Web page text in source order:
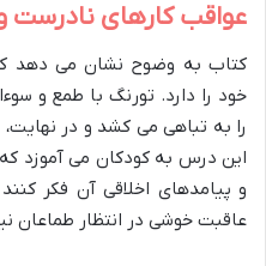
عواقب کارهای نادرست
کتاب به وضوح نشان می دهد
خود را دارد. تورنگ با طمع و
را به تباهی می کشد و در
این درس به کودکان می آموزد
و پیامدهای اخلاقی آن فکر
عاقبت خوشی در انتظار طماعان